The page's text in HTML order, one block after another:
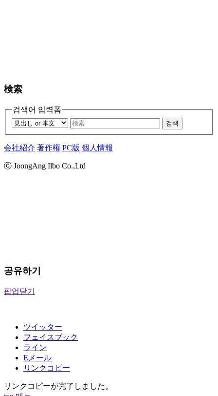
検索
검색어 입력폼
검색
会社紹介 著作権 PC版 個人情報
ⓒ JoongAng Ilbo Co.,Ltd
공유하기
팝업닫기
ツイッター
フェイスブック
ライン
Eメール
リンクコピー
リンクコピーが完了しました。